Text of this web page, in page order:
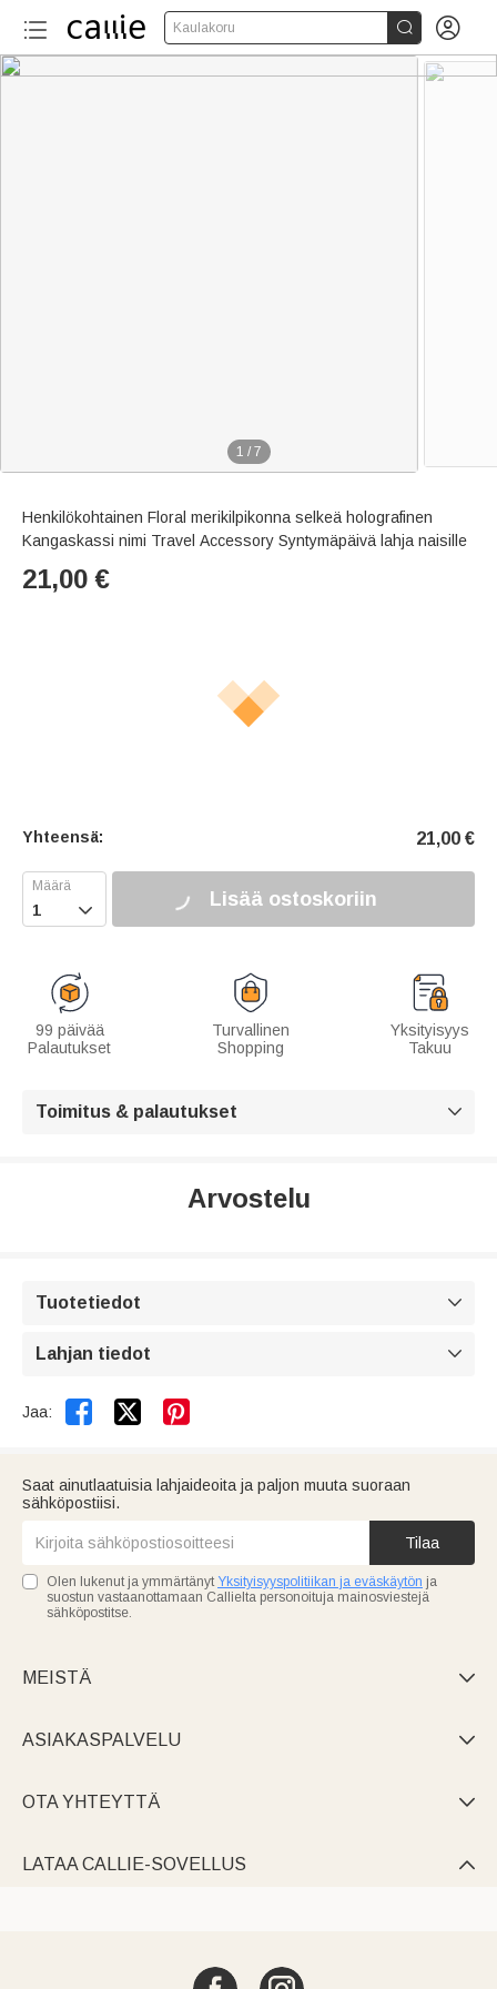
Kaulakoru  
1 / 7
Henkilökohtainen Floral merikilpikonna selkeä holografinen
Kangaskassi nimi Travel Accessory Syntymäpäivä lahja naisille
21,00 €
Yhteensä: 21,00 €
 Lisää ostoskoriin
99 päivää
Palautukset
Turvallinen
Shopping
Yksityisyys
Takuu
Toimitus & palautukset 
Arvostelu
Tuotetiedot 
Lahjan tiedot 
Jaa:  
Saat ainutlaatuisia lahjaideoita ja paljon muuta suoraan
sähköpostiisi.
Tilaa
Olen lukenut ja ymmärtänyt Yksityisyyspolitiikan ja eväskäytön ja
suostun vastaanottamaan Callielta personoituja mainosviestejä
sähköpostitse.
MEISTÄ 
ASIAKASPALVELU 
OTA YHTEYTTÄ 
LATAA CALLIE-SOVELLUS 